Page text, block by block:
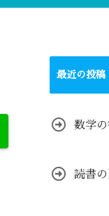
最近の投稿
数学
読書